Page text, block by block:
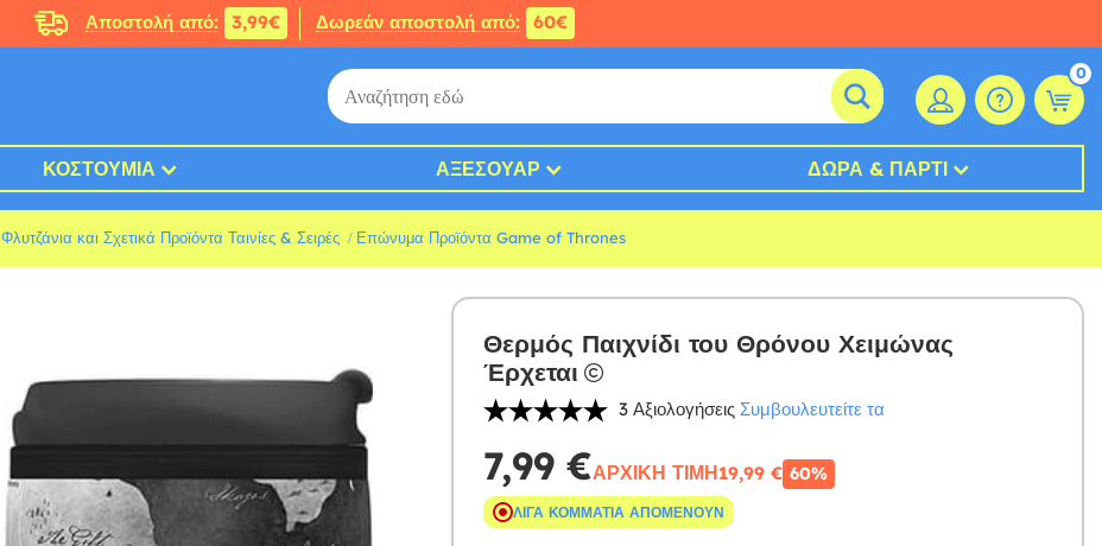
Αποστολή από: 3,99€ Δωρεάν αποστολή από: 60€
0
ΚΟΣΤΟΎΜΙΑ ΑΞΕΣΟΥΆΡ ΔΏΡΑ & ΠΆΡΤΙ
Φλυτζάνια και Σχετικά Προϊόντα Ταινίες & Σειρές Επώνυμα Προϊόντα Game of Thrones
Θερμός Παιχνίδι του Θρόνου Χειμώνας
Έρχεται
3 Αξιολογήσεις Συμβουλευτείτε τα
7,99 €ΑΡΧΙΚΉ ΤΙΜΉ19,99 € 60%
ΛΊΓΑ ΚΟΜΜΆΤΙΑ ΑΠΟΜΈΝΟΥΝ